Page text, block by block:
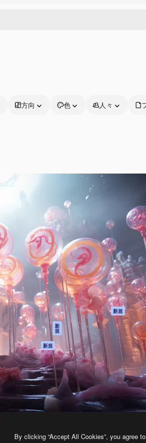
方向 色 人々
製品
Spaces
AI アシスタント
AI 画像生成ツール
AI 動画生成ツール
AI 音声合成ツール
ストックコンテン
ツ
Claude/ChatGPT
向けMCP
新
規
エージェント 新規
API
モバイルアプリ
すべてのMagnificツ
ール
はじめに
Academy
ドキュメント
サポート
利用規約
プライバシーポリ
シー
オリジナル 新規
クッキーポリシー
トラストセンター
アフィリエイト
法人向け
複写・転載を禁じます
By clicking “Accept All Cookies”, you agree